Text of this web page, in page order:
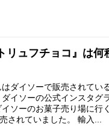
リュフチョコ』は何
ダイソーで販売されてい
イソーの公式インスタグ
ソーのお菓子売り場に行
されていました。 輸入...